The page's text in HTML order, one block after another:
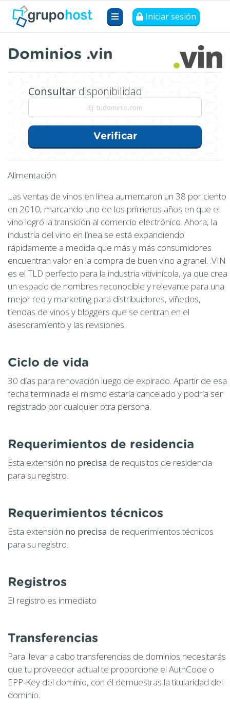
Iniciar sesión
Dominios .vin
Consultardisponibilidad
Verificar
Alimentación
Las ventas de vinos en línea aumentaron un 38 por ciento
en 2010, marcando uno de los primeros años en que el
vino logró la transición al comercio electrónico. Ahora, la
industria del vino en línea se está expandiendo
rápidamente a medida que más y más consumidores
encuentran valor en la compra de buen vino a granel. .VIN
es el TLD perfecto para la industria vitivinícola, ya que crea
un espacio de nombres reconocible y relevante para una
mejor red y marketing para distribuidores, viñedos,
tiendas de vinos y bloggers que se centran en el
asesoramiento y las revisiones.
Ciclo de vida
30 días para renovación luego de expirado. Apartir de esa
fecha terminada el mismo estaría cancelado y podría ser
registrado por cualquier otra persona.
Requerimientos de residencia
Esta extensión no precisa de requisitos de residencia
para su registro.
Requerimientos técnicos
Esta extensión no precisa de requerimientos técnicos
para su registro.
Registros
El registro es inmediato
Transferencias
Para llevar a cabo transferencias de dominios necesitarás
que tu proveedor actual te proporcione el AuthCode o
EPP-Key del dominio, con él demuestras la titularidad del
dominio.